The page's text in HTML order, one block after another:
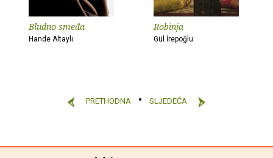
Bludno smeđa
Hande Altaylı
Robinja
Gül İrepoğlu
PRETHODNA SLJEDEĆA